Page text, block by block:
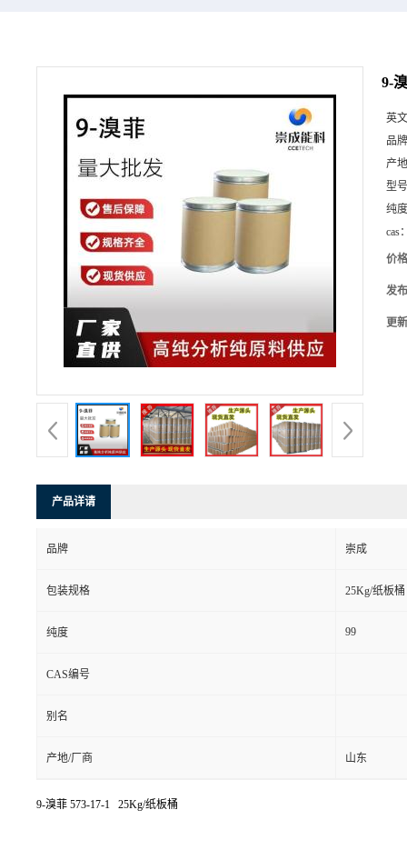
9-
英
品
产
型
纯
cas
价
发
更
产品详请
品牌 崇成
包装规格 25Kg/纸板桶
纯度 99
CAS编号
别名
产地/厂商 山东
9-溴菲 573-17-1 25Kg/纸板桶